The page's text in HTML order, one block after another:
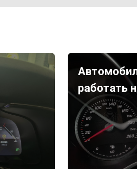
работать